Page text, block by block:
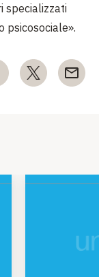
specializzati
psicosociale».